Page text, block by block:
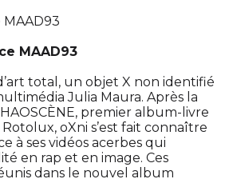
MAAD93
total, un objet X non identifié
Julia Maura. Après la
premier album-livre
oXni s’est fait connaître
à ses vidéos acerbes qui
en rap et en image. Ces
dans le nouvel album